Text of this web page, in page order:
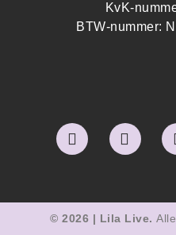
KvK-
BTW-nummer:
© 2026 | Lila Live.